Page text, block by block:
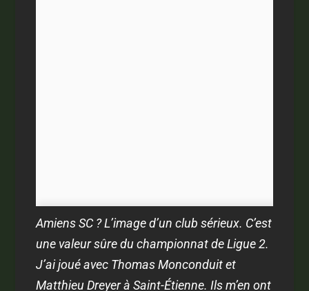
Amiens SC ? L’image d’un club sérieux. C’est
une valeur sûre du championnat de Ligue 2.
J’ai joué avec Thomas Monconduit et
Matthieu Dreyer à Saint-Étienne. Ils m’en ont